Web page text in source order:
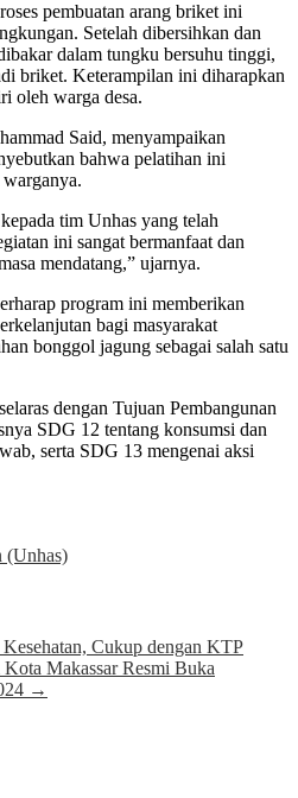
pembuatan arang briket ini
Setelah dibersihkan dan
dalam tungku bersuhu tinggi,
briket. Keterampilan ini diharapkan
oleh warga desa.
Said, menyampaikan
bahwa pelatihan ini
tim Unhas yang telah
ini sangat bermanfaat dan
mendatang,” ujarnya.
program ini memberikan
bagi masyarakat
bonggol jagung sebagai salah satu
dengan Tujuan Pembangunan
SDG 12 tentang konsumsi dan
serta SDG 13 mengenai aksi
(Unhas)
Cukup dengan KTP
Kota Makassar Resmi Buka
→